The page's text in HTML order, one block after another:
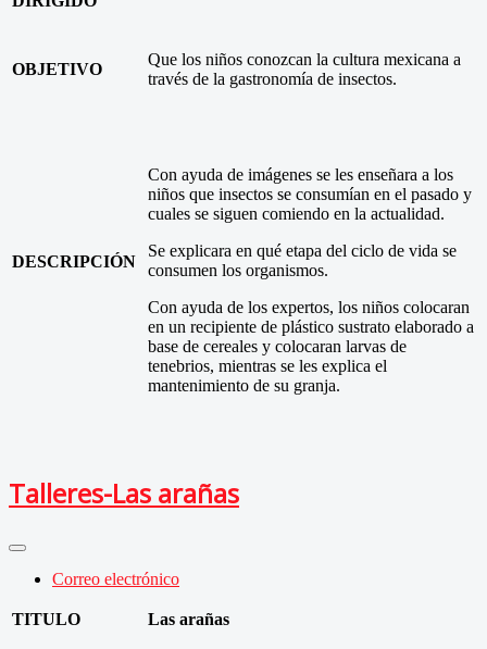
OBJETIVO
Que los niños conozcan la cultura mexicana a
través de la gastronomía de insectos.
DESCRIPCIÓN
Con ayuda de imágenes se les enseñara a los
niños que insectos se consumían en el pasado y
cuales se siguen comiendo en la actualidad.
Se explicara en qué etapa del ciclo de vida se
consumen los organismos.
Con ayuda de los expertos, los niños colocaran
en un recipiente de plástico sustrato elaborado a
base de cereales y colocaran larvas de
tenebrios, mientras se les explica el
mantenimiento de su granja.
Talleres-Las arañas
Correo electrónico
TITULO Las arañas